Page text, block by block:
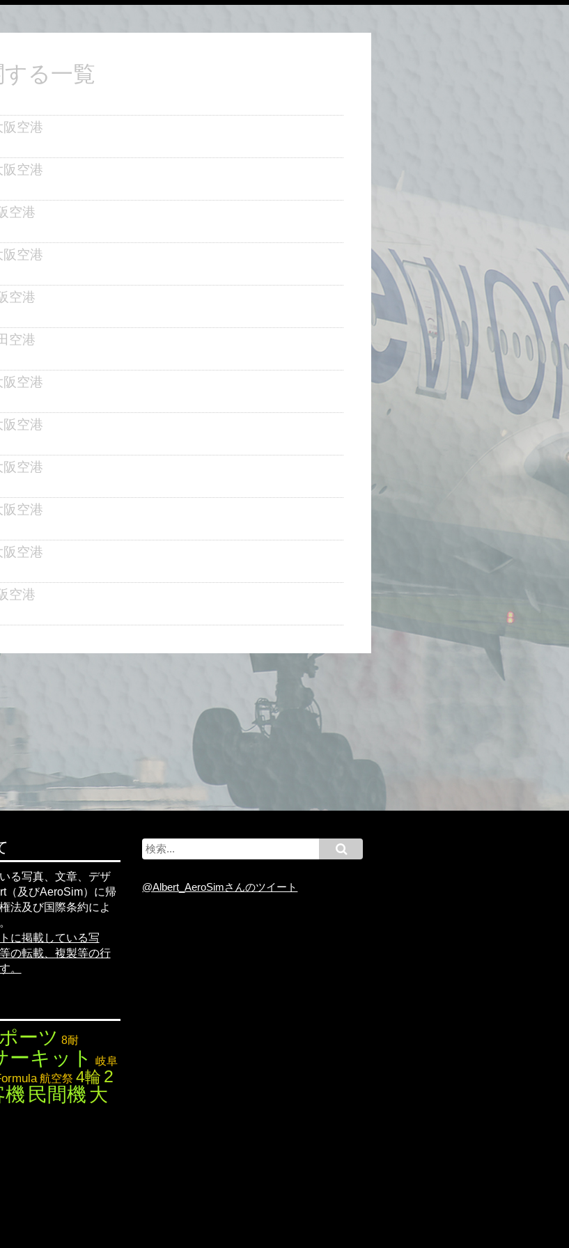
する一覧
空港
空港
空港
空港
空港
空港
空港
空港
空港
空港
空港
空港
る写真、文章、デザ
（及びAeroSim）に帰
法及び国際条約によ
に掲載している写
の転載、複製等の行
。
ーツ 8耐
ーキット
岐阜
航空祭 4輪 2
機 民間機 大
S
e
a
c
h
@Albert_AeroSimさんのツイート